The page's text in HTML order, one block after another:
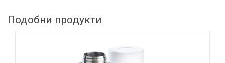
Подобни продукти